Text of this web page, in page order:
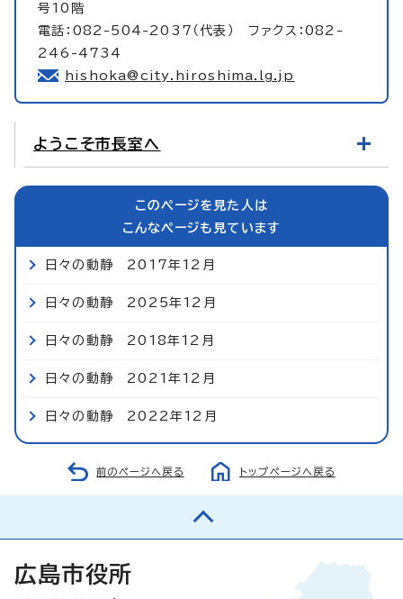
号10階
電話：082-504-2037（代表） ファクス：082-
246-4734
hishoka@city.hiroshima.lg.jp
ようこそ市長室へ
このページを見た人は
こんなページも見ています
日々の動静 2017年12月
日々の動静 2025年12月
日々の動静 2018年12月
日々の動静 2021年12月
日々の動静 2022年12月
前のページへ戻る トップページへ戻る
広島市役所